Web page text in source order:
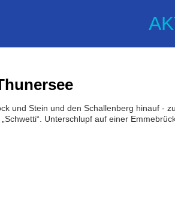
und Stein und den Schallenberg hinauf -
Unterschlupf auf einer